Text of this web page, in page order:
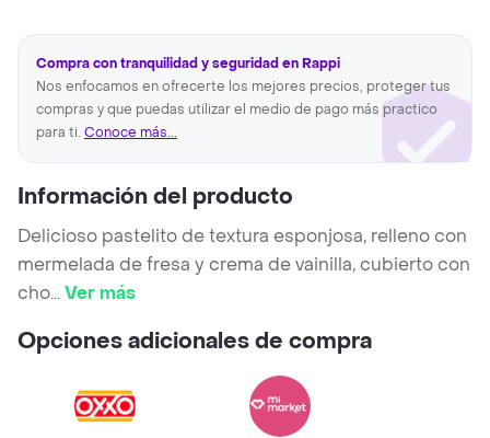
Compra con tranquilidad y seguridad en Rappi
Nos enfocamos en ofrecerte los mejores precios, proteger tus
compras y que puedas utilizar el medio de pago más practico
para ti. Conoce más...
Información del producto
Delicioso pastelito de textura esponjosa, relleno con
mermelada de fresa y crema de vainilla, cubierto con
cho...Ver más
Opciones adicionales de compra